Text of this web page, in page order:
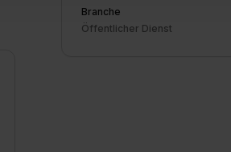
49 Abs. 1 S. 1 lit. a) DS-GVO). Die USA
kannst die von dir erteilte Einwilligung
Branche
Öffentlicher Dienst